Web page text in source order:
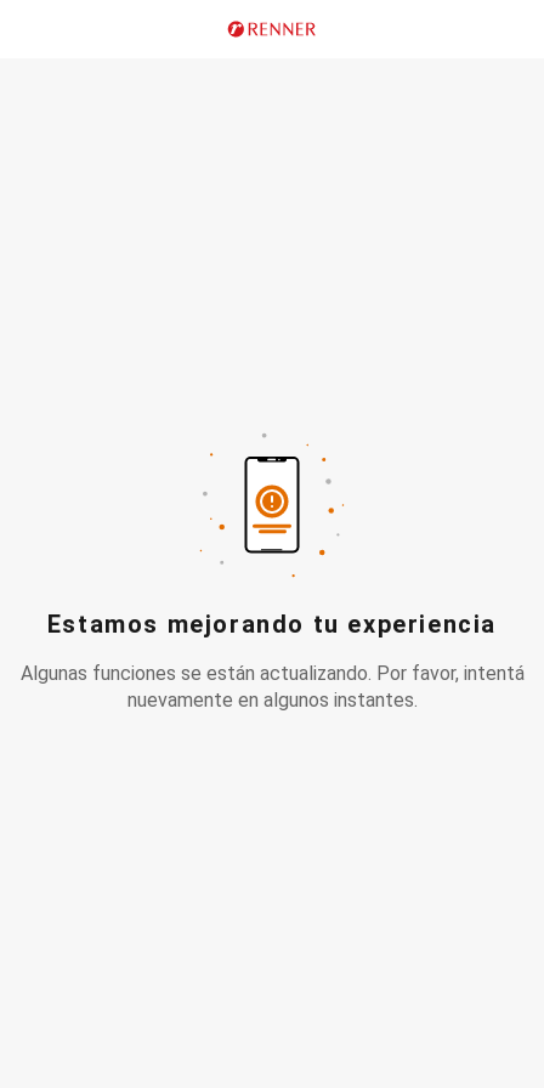
Estamos mejorando tu experiencia
Algunas funciones se están actualizando. Por favor, intentá
nuevamente en algunos instantes.